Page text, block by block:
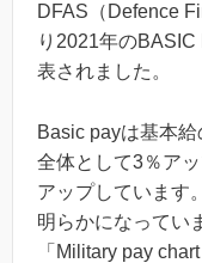
DFAS（Defence
り2021年の
表されました。
Basic payは基本
全体として3％ア
アップしています
明らかになってい
「Military pay